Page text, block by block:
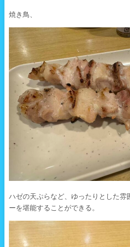
焼き鳥、
ハゼの天ぷらなど、ゆったりとした雰
ーを堪能することができる。